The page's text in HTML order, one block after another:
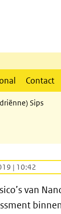
Contact
Sips
| 10:42
van